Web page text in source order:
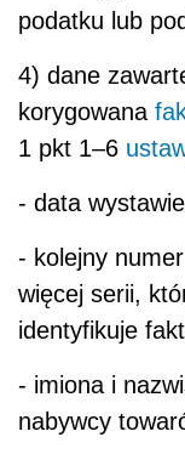
podatku lub
4) dane
korygowana
1 pkt 1–6
- data
- kolejny
więcej serii,
identyfikuje
- imiona i
nabywcy